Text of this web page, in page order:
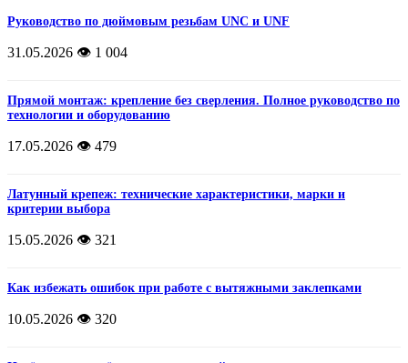
Руководство по дюймовым резьбам UNC и UNF
31.05.2026 👁️ 1 004
Прямой монтаж: крепление без сверления. Полное руководство по
технологии и оборудованию
17.05.2026 👁️ 479
Латунный крепеж: технические характеристики, марки и
критерии выбора
15.05.2026 👁️ 321
Как избежать ошибок при работе с вытяжными заклепками
10.05.2026 👁️ 320